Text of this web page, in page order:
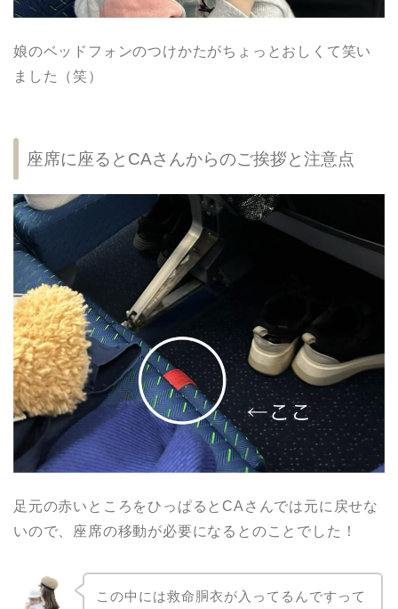
娘のベッドフォンのつけかたがちょっとおしくて笑い
ました（笑）
座席に座るとCAさんからのご挨拶と注意点
足元の赤いところをひっぱるとCAさんでは元に戻せな
いので、座席の移動が必要になるとのことでした！
この中には救命胴衣が入ってるんですって